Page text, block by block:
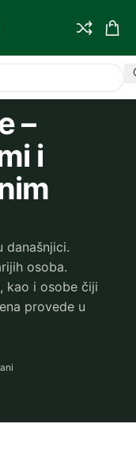
–
i
današnjici.
osoba.
kao i osobe čiji
provede u